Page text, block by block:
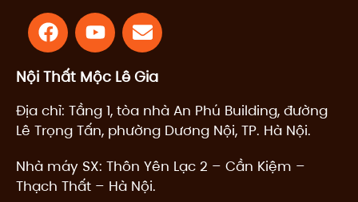
F
a
e
b
o
o
k
Y
o
t
b
e
E
n
e
o
p
e
Nội Thất Mộc Lê Gia
Địa chỉ: Tầng 1, tòa nhà An Phú Building, đường
Lê Trọng Tấn, phường Dương Nội, TP. Hà Nội.
Nhà máy SX: Thôn Yên Lạc 2 – Cần Kiệm –
Thạch Thất – Hà Nội.